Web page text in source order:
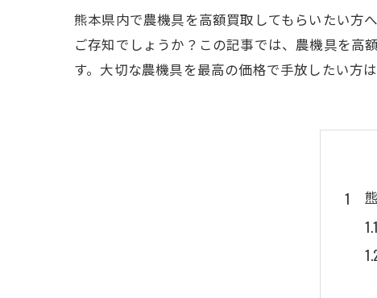
熊本県内で農機具を高額買取してもらいたい方
ご存知でしょうか？この記事では、農機具を高
す。大切な農機具を最高の価格で手放したい方